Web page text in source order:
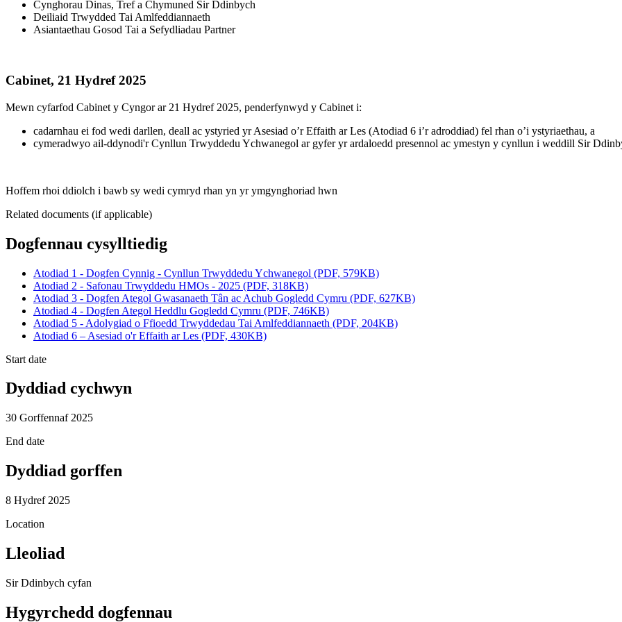
Cynghorau Dinas, Tref a Chymuned Sir Ddinbych
Deiliaid Trwydded Tai Amlfeddiannaeth
Asiantaethau Gosod Tai a Sefydliadau Partner
Cabinet, 21 Hydref 2025
Mewn cyfarfod Cabinet y Cyngor ar 21 Hydref 2025, penderfynwyd y Cabinet i:
cadarnhau ei fod wedi darllen, deall ac ystyried yr Asesiad o’r Effaith ar Les (Atodiad 6 i’r adroddiad) fel rhan o’i ystyriaethau, a
cymeradwyo ail-ddynodi'r Cynllun Trwyddedu Ychwanegol ar gyfer yr ardaloedd presennol ac ymestyn y cynllun i weddill Sir
Hoffem rhoi ddiolch i bawb sy wedi cymryd rhan yn yr ymgynghoriad hwn
Related documents (if applicable)
Dogfennau cysylltiedig
Atodiad 1 - Dogfen Cynnig - Cynllun Trwyddedu Ychwanegol (PDF, 579KB)
Atodiad 2 - Safonau Trwyddedu HMOs - 2025 (PDF, 318KB)
Atodiad 3 - Dogfen Ategol Gwasanaeth Tân ac Achub Gogledd Cymru (PDF, 627KB)
Atodiad 4 - Dogfen Ategol Heddlu Gogledd Cymru (PDF, 746KB)
Atodiad 5 - Adolygiad o Ffioedd Trwyddedau Tai Amlfeddiannaeth (PDF, 204KB)
Atodiad 6 – Asesiad o'r Effaith ar Les (PDF, 430KB)
Start date
Dyddiad cychwyn
30 Gorffennaf 2025
End date
Dyddiad gorffen
8 Hydref 2025
Location
Lleoliad
Sir Ddinbych cyfan
Hygyrchedd dogfennau